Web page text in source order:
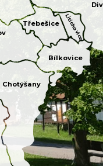
Třebešice
Bílkovice
Chotýšany
Litichovice